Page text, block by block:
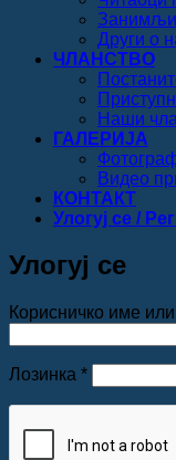
Други о
ЧЛАНСТВО
Наши
ГАЛЕРИЈА
Видео
КОНТАКТ
Улогуј се /
Улогуј се
Корисничко име
Лозинка *Обавезно